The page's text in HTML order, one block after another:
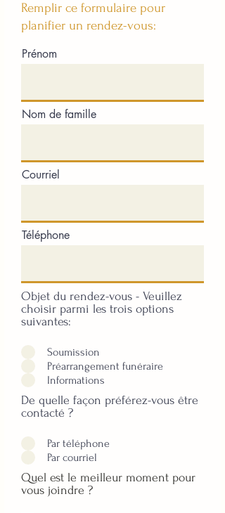
Remplir ce formulaire pour
planifier un rendez-vous:
Prénom
Nom de famille
Courriel
Téléphone
Objet du rendez-vous - Veuillez
choisir parmi les trois options
suivantes:
Soumission
Préarrangement funéraire
Informations
De quelle façon préférez-vous être
contacté ?
Par téléphone
Par courriel
Quel est le meilleur moment pour
vous joindre ?